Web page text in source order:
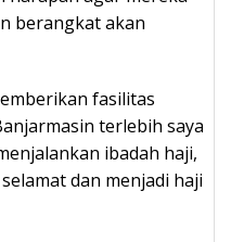
berangkat akan
fasilitas
terlebih saya
ibadah haji,
dan menjadi haji